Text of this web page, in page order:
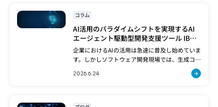
コラム
AI活用のパラダイムシフトを実現するAI
エージェント駆動型開発支援ツール IBM
Bob
企業におけるAIの活用は急速に普及し始めていま
す。しかしソフトウェア開発現場では、生成コー
ドの品質やセキュリティへの根強い不安、日本
特有の「レガシー資産」の継承とモダナイゼー
2026.6.24